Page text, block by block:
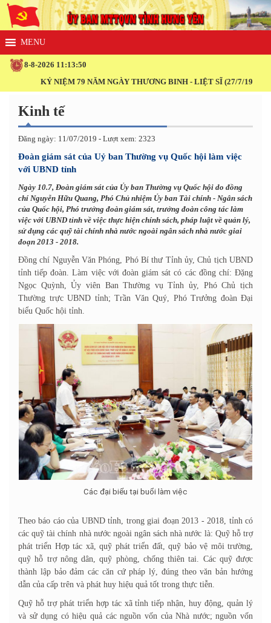
8-8-2026 11:13:51
KỶ NIỆM 79 NĂM NGÀY THƯƠNG BINH - LIỆT SĨ (27/7/1947 - 27/
Kinh tế
Đăng ngày: 11/07/2019 - Lượt xem: 2323
Đoàn giám sát của Uỷ ban Thường vụ Quốc hội làm việc
với UBND tỉnh
Ngày 10.7, Đoàn giám sát của Ủy ban Thường vụ Quốc hội do đồng
chí Nguyễn Hữu Quang, Phó Chủ nhiệm Ủy ban Tài chính - Ngân sách
của Quốc hội, Phó trưởng đoàn giám sát, trưởng đoàn công tác làm
việc với UBND tỉnh về việc thực hiện chính sách, pháp luật về quản lý,
sử dụng các quỹ tài chính nhà nước ngoài ngân sách nhà nước giai
đoạn 2013 - 2018.
Đồng chí Nguyễn Văn Phóng, Phó Bí thư Tỉnh ủy, Chủ tịch UBND
tỉnh tiếp đoàn. Làm việc với đoàn giám sát có các đồng chí: Đặng
Ngọc Quỳnh, Ủy viên Ban Thường vụ Tỉnh ủy, Phó Chủ tịch
Thường trực UBND tỉnh; Trần Văn Quý, Phó Trưởng đoàn Đại
biểu Quốc hội tỉnh.
Các đại biểu tại buổi làm việc
Theo báo cáo của UBND tỉnh, trong giai đoạn 2013 - 2018, tỉnh có
các quỹ tài chính nhà nước ngoài ngân sách nhà nước là: Quỹ hỗ trợ
phát triển Hợp tác xã, quỹ phát triển đất, quỹ bảo vệ môi trường,
quỹ hỗ trợ nông dân, quỹ phòng, chống thiên tai. Các quỹ được
thành lập bảo đảm các căn cứ pháp lý, đúng theo văn bản hướng
dẫn của cấp trên và phát huy hiệu quả tốt trong thực tiễn.
Quỹ hỗ trợ phát triển hợp tác xã tỉnh tiếp nhận, huy động, quản lý
và sử dụng có hiệu quả các nguồn vốn của Nhà nước; nguồn vốn